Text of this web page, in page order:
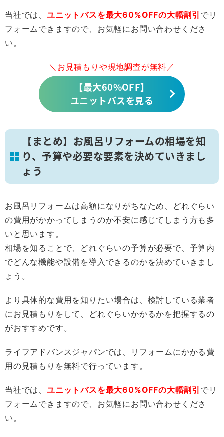
当社では、 ユニットバスを最大60%OFFの大幅割引 でリ
フォームできますので、お気軽にお問い合わせくださ
い。
＼お見積もりや現地調査が無料／
【最大60%OFF】
ユニットバスを見る
【まとめ】お風呂リフォームの相場を知
り、予算や必要な要素を決めていきまし
ょう
お風呂リフォームは高額になりがちなため、どれぐらい
の費用がかかってしまうのか不安に感じてしまう方も多
いと思います。
相場を知ることで、どれぐらいの予算が必要で、予算内
でどんな機能や設備を導入できるのかを決めていきまし
ょう。
より具体的な費用を知りたい場合は、検討している業者
にお見積もりをして、どれぐらいかかるかを把握するの
がおすすめです。
ライフアドバンスジャパンでは、リフォームにかかる費
用の見積もりを無料で行っています。
当社では、 ユニットバスを最大60%OFFの大幅割引 でリ
フォームできますので、お気軽にお問い合わせくださ
い。